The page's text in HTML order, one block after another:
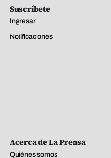
Suscríbete
Ingresar
Notificaciones
Acerca de La Prensa
Quiénes somos